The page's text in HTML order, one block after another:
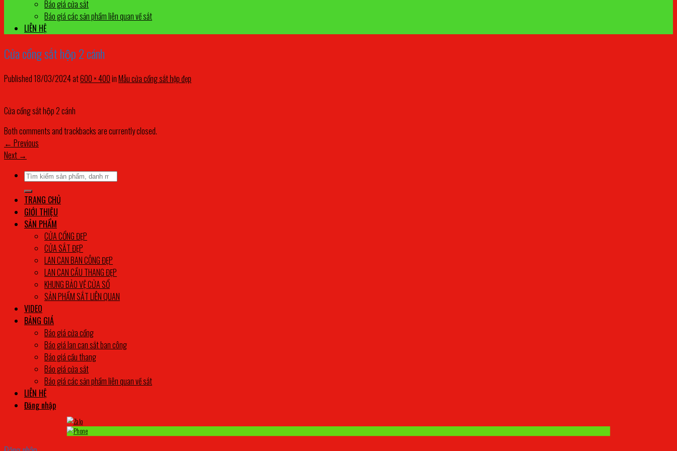
Báo giá cửa sắt
Báo giá các sản phẩm liên quan về sắt
LIÊN HỆ
Cửa cổng sắt hộp 2 cánh
Published18/03/2024at600 × 400inMẫu cửa cổng sắt hộp đẹp
Cửa cổng sắt hộp 2 cánh
Both comments and trackbacks are currently closed.
← Previous
Next →
Tìm
kiếm:
TRANG CHỦ
GIỚI THIỆU
SẢN PHẨM
CỬA CỔNG ĐẸP
CỬA SẮT ĐẸP
LAN CAN BAN CÔNG ĐẸP
LAN CAN CẦU THANG ĐẸP
KHUNG BẢO VỆ CỬA SỔ
SẢN PHẨM SẮT LIÊN QUAN
VIDEO
BẢNG GIÁ
Báo giá cửa cổng
Báo giá lan can sắt ban công
Báo giá cầu thang
Báo giá cửa sắt
Báo giá các sản phẩm liên quan về sắt
LIÊN HỆ
Đăng nhập